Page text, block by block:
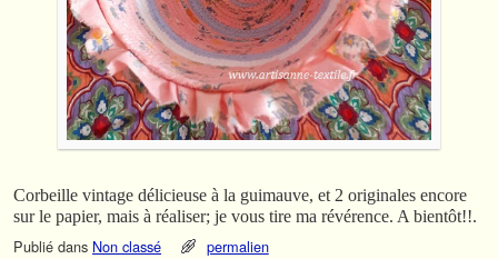
Corbeille vintage délicieuse à la guimauve, et 2 originales encore
sur le papier, mais à réaliser; je vous tire ma révérence. A bientôt!!.
Publié dans Non classé permalien